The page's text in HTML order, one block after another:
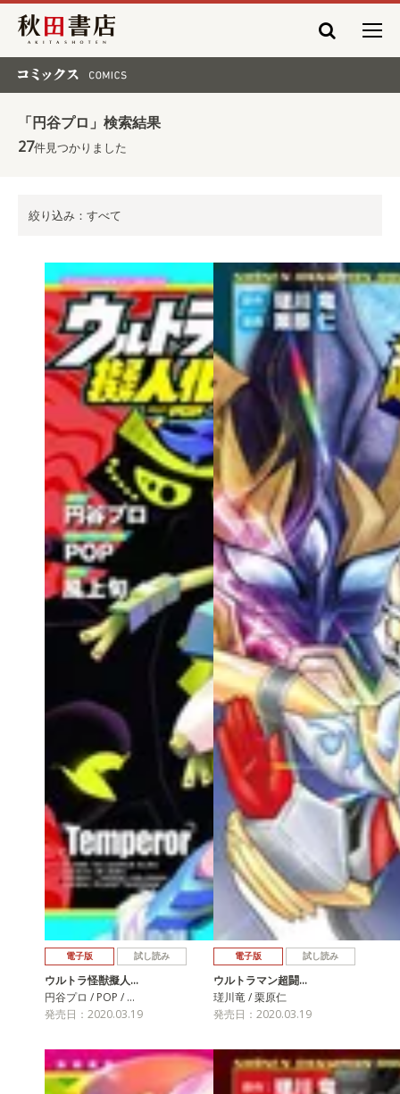
秋田書店
「円谷プロ」検索結果
27件見つかりました
絞り込み：すべて
電子版 試し読み
ウルトラ怪獣擬人…
円谷プロ / POP / …
発売日：2020.03.19
電子版 試し読み
ウルトラマン超闘…
瑳川竜 / 栗原仁
発売日：2020.03.19